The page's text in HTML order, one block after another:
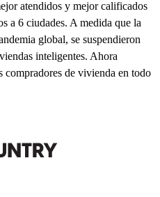
atendidos y mejor calificados
a 6 ciudades. A medida que la
global, se suspendieron
inteligentes. Ahora
compradores de vivienda en todo